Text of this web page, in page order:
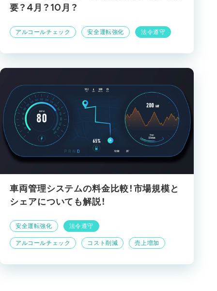
要？4月？10月？
アルコールチェック 安全運転強化 法令遵守
車両管理システムの料金比較！市場規模と
シェアについても解説！
アルコールチェック コスト削減 売上増加
安全運転強化 法令遵守